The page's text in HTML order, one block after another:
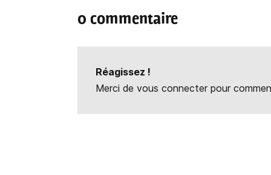
0 commentaire
Réagissez !
Merci de vous connecter pour